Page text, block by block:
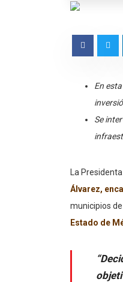
En
Se
La
Álvarez,
municipios
Estado de